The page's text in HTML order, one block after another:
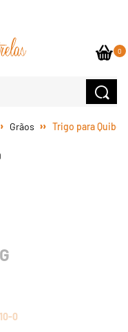
0
Grãos Trigo para Quibe
0